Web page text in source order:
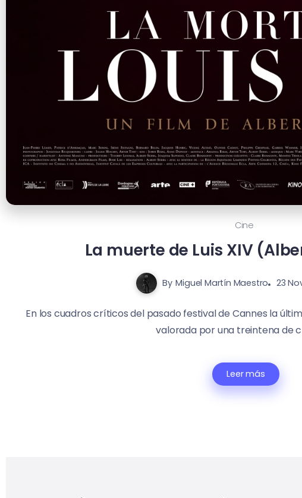
Cine
La muerte de Luis XIV
By Miguel Martín Maestro 23
En los cuadros críticos del pasado festival de Cannes la
valorada por una treintena de
Leer más